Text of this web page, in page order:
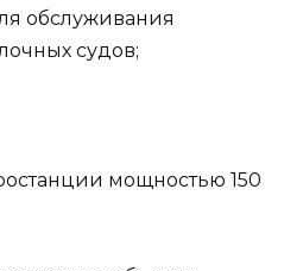
обслуживания
судов;
мощностью 150